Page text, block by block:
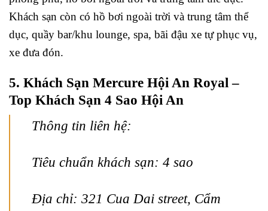
Khách sạn còn có hồ bơi ngoài trời và trung tâm thể
dục, quầy bar/khu lounge, spa, bãi đậu xe tự phục vụ,
xe đưa đón.
5. Khách Sạn Mercure Hội An Royal –
Top Khách Sạn 4 Sao Hội An
Thông tin liên hệ:
Tiêu chuẩn khách sạn: 4 sao
Địa chỉ: 321 Cua Dai street, Cẩm